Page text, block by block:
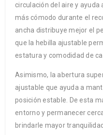
circulación del aire y
más cómodo durante el
ancha distribuye mejor el
que la hebilla ajustable
estatura y comodidad de
Asimismo, la abertura
ajustable que ayuda a
posición estable. De esta
entorno y permanecer
brindarle mayor